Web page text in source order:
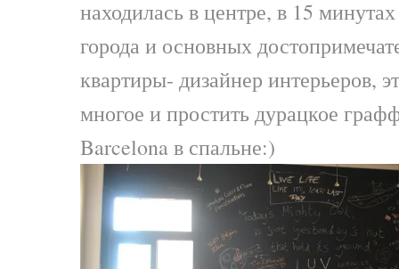
находилась в центре, в 15
города и основных
квартиры- дизайнер интерьеров,
многое и простить дурацкое
Barcelona в спальне:)